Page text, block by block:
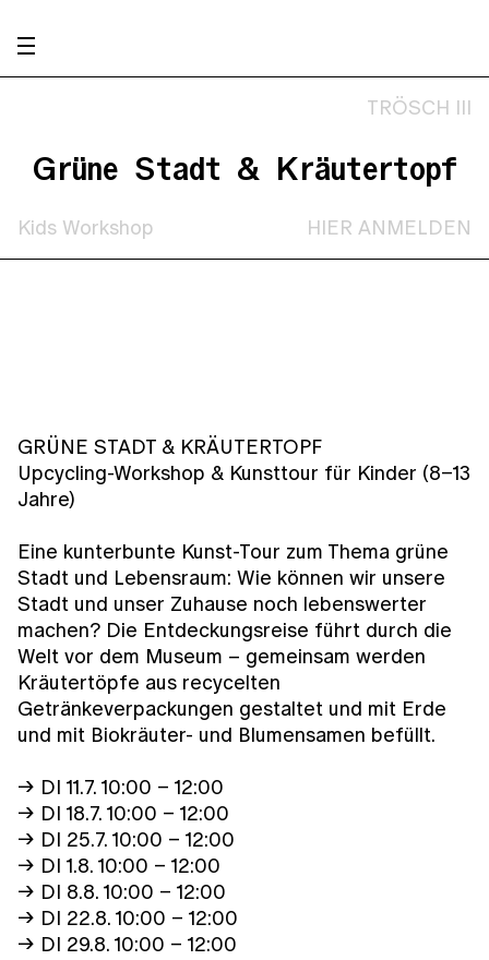
TRÖSCH III
Grüne Stadt & Kräutertopf
Kids Workshop HIER ANMELDEN
GRÜNE STADT & KRÄUTERTOPF
Upcycling-Workshop & Kunsttour für Kinder (8–13
Jahre)
Eine kunterbunte Kunst-Tour zum Thema grüne
Stadt und Lebensraum: Wie können wir unsere
Stadt und unser Zuhause noch lebenswerter
machen? Die Entdeckungsreise führt durch die
Welt vor dem Museum – gemeinsam werden
Kräutertöpfe aus recycelten
Getränkeverpackungen gestaltet und mit Erde
und mit Biokräuter- und Blumensamen befüllt.
→ DI 11.7. 10:00 – 12:00
→ DI 18.7. 10:00 – 12:00
→ DI 25.7. 10:00 – 12:00
→ DI 1.8. 10:00 – 12:00
→ DI 8.8. 10:00 – 12:00
→ DI 22.8. 10:00 – 12:00
→ DI 29.8. 10:00 – 12:00